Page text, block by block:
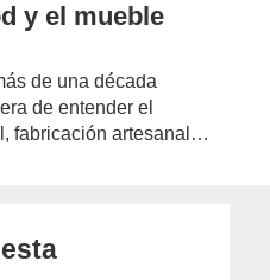
y el mueble
de una década
de entender el
fabricación artesanal…